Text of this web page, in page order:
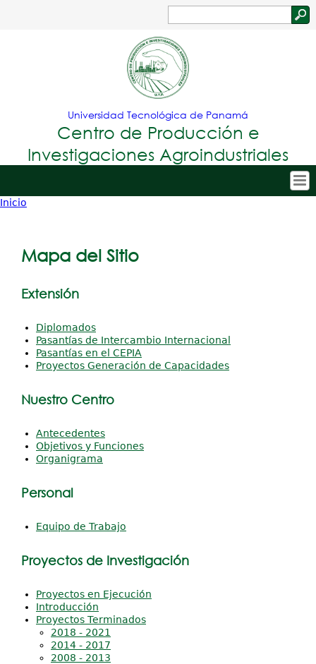
Jump to navigation
de
búsqueda
Universidad Tecnológica de Panamá
Centro de Producción e
Investigaciones Agroindustriales
Tropical
Principal
Servicios
Investigación y Desarrollo
está
Inicio
Mapa del Sitio
Extensión
Diplomados
Pasantías de Intercambio Internacional
Pasantías en el CEPIA
Proyectos Generación de Capacidades
Nuestro Centro
Antecedentes
Objetivos y Funciones
Organigrama
Personal
Equipo de Trabajo
Proyectos de Investigación
Proyectos en Ejecución
Introducción
Proyectos Terminados
2018 - 2021
2014 - 2017
2008 - 2013